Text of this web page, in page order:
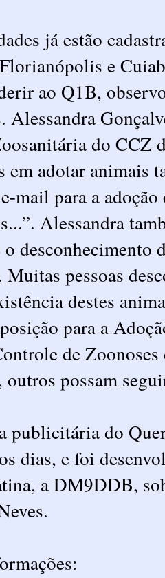
já estão
e
ao Q1B,
Alessandra
do CCZ
em adotar animais
mail para a
Alessandra
desconhecimento
pessoas
destes
para a
de
possam
publicitária do
dias, e foi
a DM9DDB,